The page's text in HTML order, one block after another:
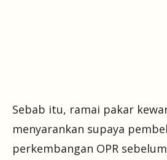
Sebab itu, ramai pakar
menyarankan supaya
perkembangan OPR